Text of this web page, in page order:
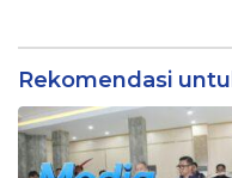
Rekomendasi